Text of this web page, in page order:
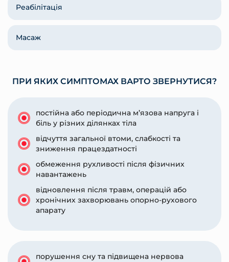
Реабілітація
Масаж
ПРИ ЯКИХ СИМПТОМАХ ВАРТО ЗВЕРНУТИСЯ?
постійна або періодична м’язова напруга і
біль у різних ділянках тіла
відчуття загальної втоми, слабкості та
зниження працездатності
обмеження рухливості після фізичних
навантажень
відновлення після травм, операцій або
хронічних захворювань опорно-рухового
апарату
порушення сну та підвищена нервова